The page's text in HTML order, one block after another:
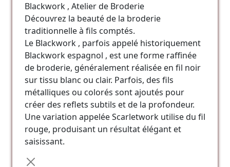
Blackwork , Atelier de Broderie
Découvrez la beauté de la broderie
traditionnelle à fils comptés.
Le Blackwork , parfois appelé historiquement
Blackwork espagnol , est une forme raffinée
de broderie, généralement réalisée en fil noir
sur tissu blanc ou clair. Parfois, des fils
métalliques ou colorés sont ajoutés pour
créer des reflets subtils et de la profondeur.
Une variation appelée Scarletwork utilise du fil
rouge, produisant un résultat élégant et
saisissant.